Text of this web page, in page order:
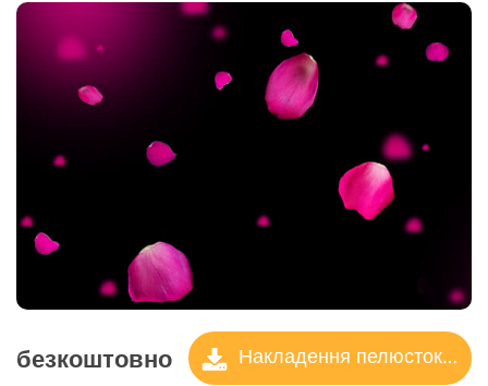
безкоштовно Накладення пелюсток троянд